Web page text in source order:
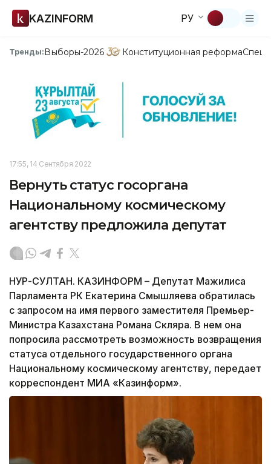
KAZINFORM РУ
Тренды:Выборы-2026 Конституционная реформа
17:55, 14 Сентября 2022
Вернуть статус госоргана
Национальному космическому
агентству предложила депутат
НУР-СУЛТАН. КАЗИНФОРМ – Депутат Мажилиса
Парламента РК Екатерина Смышляева обратилась
с запросом на имя первого заместителя Премьер-
Министра Казахстана Романа Скляра. В нем она
попросила рассмотреть возможность возвращения
статуса отдельного государственного органа
Национальному космическому агентству, передает
корреспондент МИА «Казинформ».